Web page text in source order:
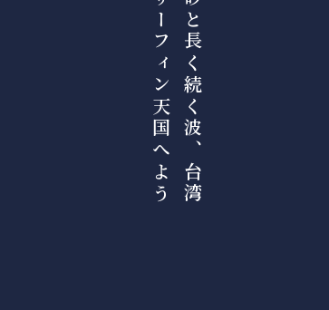
金
色
の
砂
と
長
く
続
く
波
、
台
湾
北
部
の
サ
ー
フ
ィ
ン
天
国
へ
よ
う
こ